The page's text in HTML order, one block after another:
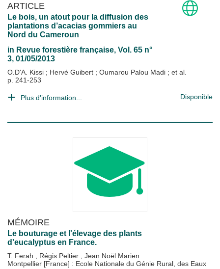
ARTICLE
Le bois, un atout pour la diffusion des
plantations d’acacias gommiers au
Nord du Cameroun
in Revue forestière française, Vol. 65 n°
3, 01/05/2013
O.D'A. Kissi ; Hervé Guibert ; Oumarou Palou Madi ; et al.
p. 241-253
Plus d'information... Disponible
MÉMOIRE
Le bouturage et l'élevage des plants
d'eucalyptus en France.
T. Ferah ; Régis Peltier ; Jean Noël Marien
Montpellier [France] : Ecole Nationale du Génie Rural, des Eaux